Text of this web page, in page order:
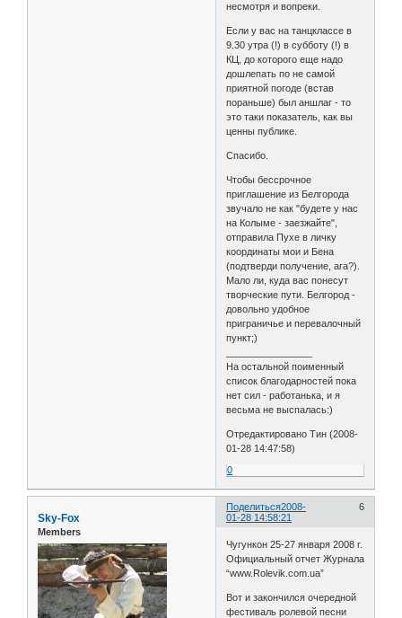
несмотря и вопреки.
Если у вас на танцклассе в
9.30 утра (!) в субботу (!) в
КЦ, до которого еще надо
дошлепать по не самой
приятной погоде (встав
пораньше) был аншлаг - то
это таки показатель, как вы
ценны публике.
Спасибо.
Чтобы бессрочное
приглашение из Белгорода
звучало не как "будете у нас
на Колыме - заезжайте",
отправила Пухе в личку
координаты мои и Бена
(подтверди получение, ага?).
Мало ли, куда вас понесут
творческие пути. Белгород -
довольно удобное
приграничье и перевалочный
пункт;)
На остальной поименный
список благодарностей пока
нет сил - работанька, и я
весьма не выспалась:)
Отредактировано Тин (2008-
01-28 14:47:58)
0
Поделиться 6
2008-
01-28 14:58:21
Sky-Fox
Members
Чугункон 25-27 января 2008 г.
Официальный отчет Журнала
“www.Rolevik.com.ua”
Вот и закончился очередной
фестиваль ролевой песни